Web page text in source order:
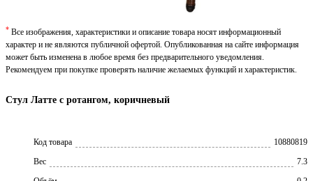
Стул Латте с ротангом, коричневый
Код товара
10880819
Вес
7.3
* Все изображения, характеристики и описание товара носят информационный
характер и не являются публичной офертой. Опубликованная на сайте информация
может быть изменена в любое время без предварительного уведомления.
Рекомендуем при покупке проверять наличие желаемых функций и характеристик.